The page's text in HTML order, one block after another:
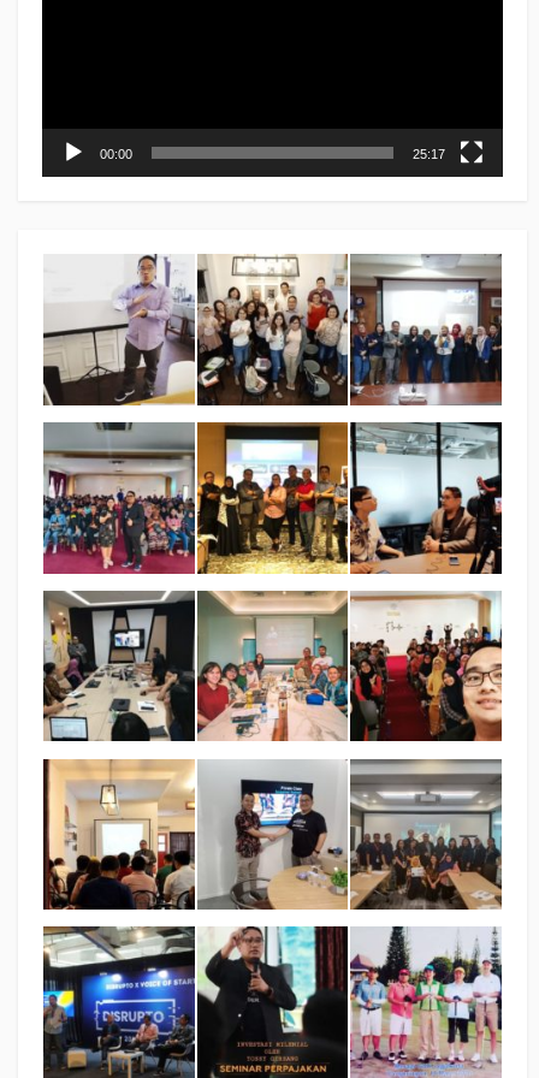
00:00 25:17